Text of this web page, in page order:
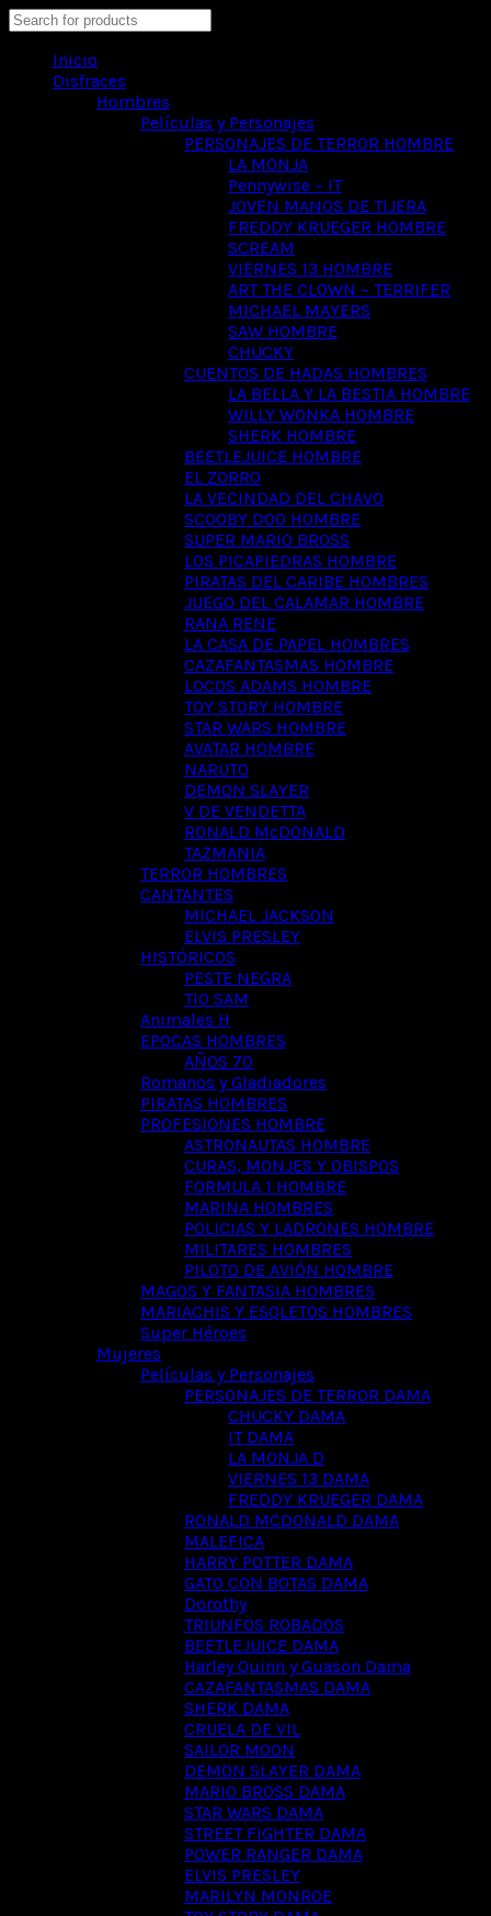
Inicio
Disfraces
Hombres
Películas y Personajes
PERSONAJES DE TERROR HOMBRE
LA MONJA
Pennywise – IT
JOVEN MANOS DE TIJERA
FREDDY KRUEGER HOMBRE
SCREAM
VIERNES 13 HOMBRE
ART THE CLOWN – TERRIFER
MICHAEL MAYERS
SAW HOMBRE
CHUCKY
CUENTOS DE HADAS HOMBRES
LA BELLA Y LA BESTIA HOMBRE
WILLY WONKA HOMBRE
SHERK HOMBRE
BEETLEJUICE HOMBRE
EL ZORRO
LA VECINDAD DEL CHAVO
SCOOBY DOO HOMBRE
SUPER MARIO BROSS
LOS PICAPIEDRAS HOMBRE
PIRATAS DEL CARIBE HOMBRES
JUEGO DEL CALAMAR HOMBRE
RANA RENE
LA CASA DE PAPEL HOMBRES
CAZAFANTASMAS HOMBRE
LOCOS ADAMS HOMBRE
TOY STORY HOMBRE
STAR WARS HOMBRE
AVATAR HOMBRE
NARUTO
DEMON SLAYER
V DE VENDETTA
RONALD McDONALD
TAZMANIA
TERROR HOMBRES
CANTANTES
MICHAEL JACKSON
ELVIS PRESLEY
HISTÓRICOS
PESTE NEGRA
TIO SAM
Animales H
EPOCAS HOMBRES
AÑOS 70
Romanos y Gladiadores
PIRATAS HOMBRES
PROFESIONES HOMBRE
ASTRONAUTAS HOMBRE
CURAS, MONJES Y OBISPOS
FORMULA 1 HOMBRE
MARINA HOMBRES
POLICIAS Y LADRONES HOMBRE
MILITARES HOMBRES
PILOTO DE AVIÓN HOMBRE
MAGOS Y FANTASIA HOMBRES
MARIACHIS Y ESQLETOS HOMBRES
Super Héroes
Mujeres
Películas y Personajes
PERSONAJES DE TERROR DAMA
CHUCKY DAMA
IT DAMA
LA MONJA D
VIERNES 13 DAMA
FREDDY KRUEGER DAMA
RONALD MCDONALD DAMA
MALEFICA
HARRY POTTER DAMA
GATO CON BOTAS DAMA
Dorothy
TRIUNFOS ROBADOS
BEETLEJUICE DAMA
Harley Quinn y Guason Dama
CAZAFANTASMAS DAMA
SHERK DAMA
CRUELA DE VIL
SAILOR MOON
DEMON SLAYER DAMA
MARIO BROSS DAMA
STAR WARS DAMA
STREET FIGHTER DAMA
POWER RANGER DAMA
ELVIS PRESLEY
MARILYN MONROE